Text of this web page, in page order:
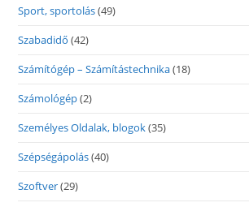
Sport, sportolás(49)
Szabadidő (42)
Számítógép – Számítástechnika(18)
Számológép(2)
Személyes Oldalak, blogok(35)
Szépségápolás(40)
Szoftver(29)